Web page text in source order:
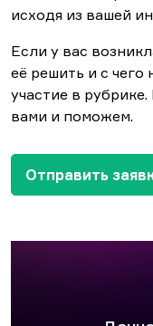
исходя из вашей
Если у вас
её решить и с чего
участие в
вами и поможем.
Отправить